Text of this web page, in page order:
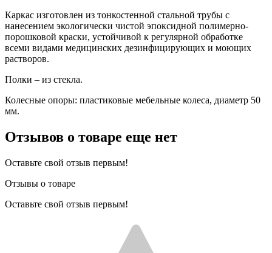
Каркас изготовлен из тонкостенной стальной трубы с
нанесением экологически чистой эпоксидной полимерно-
порошковой краски, устойчивой к регулярной обработке
всеми видами медицинских дезинфицирующих и моющих
растворов.
Полки – из стекла.
Колесные опоры: пластиковые мебельные колеса, диаметр 50
мм.
Отзывов о товаре еще нет
Оставьте свой отзыв первым!
Отзывы о товаре
Оставьте свой отзыв первым!